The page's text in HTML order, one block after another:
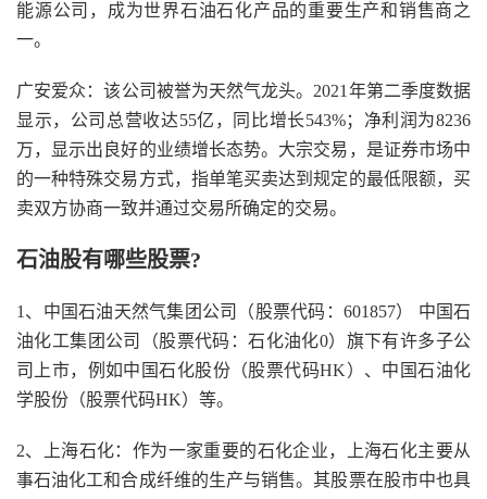
能源公司，成为世界石油石化产品的重要生产和销售商之
一。
广安爱众：该公司被誉为天然气龙头。2021年第二季度数据
显示，公司总营收达55亿，同比增长543%；净利润为8236
万，显示出良好的业绩增长态势。大宗交易，是证券市场中
的一种特殊交易方式，指单笔买卖达到规定的最低限额，买
卖双方协商一致并通过交易所确定的交易。
石油股有哪些股票?
1、中国石油天然气集团公司（股票代码：601857） 中国石
油化工集团公司（股票代码：石化油化0）旗下有许多子公
司上市，例如中国石化股份（股票代码HK）、中国石油化
学股份（股票代码HK）等。
2、上海石化：作为一家重要的石化企业，上海石化主要从
事石油化工和合成纤维的生产与销售。其股票在股市中也具